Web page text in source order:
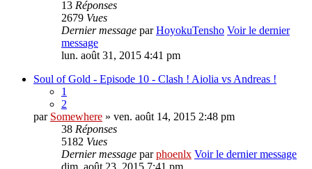
13 Réponses
2679 Vues
Dernier message parHoyokuTensho Voir le dernier
message
lun. août 31, 2015 4:41 pm
Soul of Gold - Episode 10 - Clash ! Aiolia vs Andreas !
1
2
par Somewhere » ven. août 14, 2015 2:48 pm
38 Réponses
5182 Vues
Dernier message parphoenlx Voir le dernier message
dim. août 23, 2015 7:41 pm